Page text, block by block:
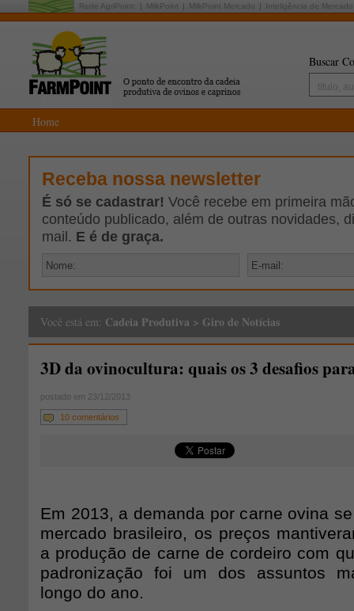
Rede AgriPoint: MilkPoint MilkPoint Mercado Inteligência de Mercado
Buscar
Home
Receba nossa newsletter
É só se cadastrar! Você recebe em primeira
conteúdo publicado, além de outras novidades,
mail. E é de graça.
Você está em: Cadeia Produtiva > Giro de Notícias
3D da ovinocultura: quais os 3 desafios
postado em 23/12/2013
10 comentários
Em 2013, a demanda por carne ovina
mercado brasileiro, os preços
a produção de carne de cordeiro com
padronização foi um dos assuntos
longo do ano.